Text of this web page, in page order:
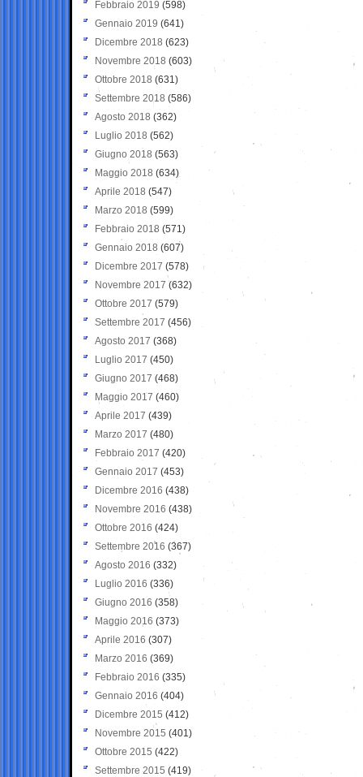
Febbraio 2019 (598)
Gennaio 2019 (641)
Dicembre 2018 (623)
Novembre 2018 (603)
Ottobre 2018 (631)
Settembre 2018 (586)
Agosto 2018 (362)
Luglio 2018 (562)
Giugno 2018 (563)
Maggio 2018 (634)
Aprile 2018 (547)
Marzo 2018 (599)
Febbraio 2018 (571)
Gennaio 2018 (607)
Dicembre 2017 (578)
Novembre 2017 (632)
Ottobre 2017 (579)
Settembre 2017 (456)
Agosto 2017 (368)
Luglio 2017 (450)
Giugno 2017 (468)
Maggio 2017 (460)
Aprile 2017 (439)
Marzo 2017 (480)
Febbraio 2017 (420)
Gennaio 2017 (453)
Dicembre 2016 (438)
Novembre 2016 (438)
Ottobre 2016 (424)
Settembre 2016 (367)
Agosto 2016 (332)
Luglio 2016 (336)
Giugno 2016 (358)
Maggio 2016 (373)
Aprile 2016 (307)
Marzo 2016 (369)
Febbraio 2016 (335)
Gennaio 2016 (404)
Dicembre 2015 (412)
Novembre 2015 (401)
Ottobre 2015 (422)
Settembre 2015 (419)